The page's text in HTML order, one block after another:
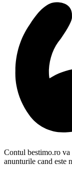
Contul bestimo.ro va
anunturile cand este